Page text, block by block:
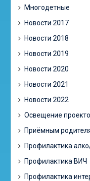
Многодетные
Новости 2017
Новости 2018
Новости 2019
Новости 2020
Новости 2021
Новости 2022
Освещение
Приёмным
Профилактика
Профилактика ВИЧ
Профилактика